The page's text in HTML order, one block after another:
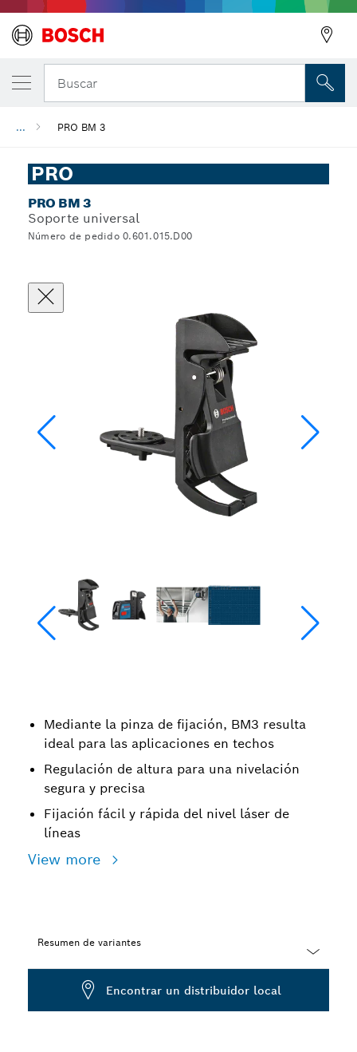
Buscar
... PRO BM 3
PRO
PRO BM 3
Soporte universal
Número de pedido 0.601.015.D00
Mediante la pinza de fijación, BM3 resulta
ideal para las aplicaciones en techos
Regulación de altura para una nivelación
segura y precisa
Fijación fácil y rápida del nivel láser de
líneas
View more
Resumen de variantes
Dropdown
Encontrar un distribuidor local